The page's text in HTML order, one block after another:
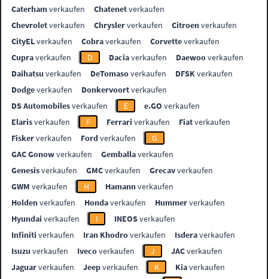
Caterhamverkaufen Chatenetverkaufen
Chevroletverkaufen Chryslerverkaufen Citroenverkaufen
CityELverkaufen Cobraverkaufen Corvetteverkaufen
Cupraverkaufen D Daciaverkaufen Daewooverkaufen
Daihatsu verkaufen DeTomasoverkaufen DFSKverkaufen
Dodgeverkaufen Donkervoortverkaufen
DS Automobilesverkaufen E e.GO verkaufen
Elarisverkaufen F Ferrari verkaufen Fiatverkaufen
Fiskerverkaufen Fordverkaufen
G
GAC Gonowverkaufen Gemballaverkaufen
Genesisverkaufen GMCverkaufen Grecavverkaufen
GWM verkaufen H Hamannverkaufen
Holdenverkaufen Hondaverkaufen Hummerverkaufen
Hyundai verkaufen I INEOSverkaufen
Infiniti verkaufen Iran Khodroverkaufen Isderaverkaufen
Isuzu verkaufen Ivecoverkaufen J JACverkaufen
Jaguarverkaufen Jeepverkaufen K Kiaverkaufen